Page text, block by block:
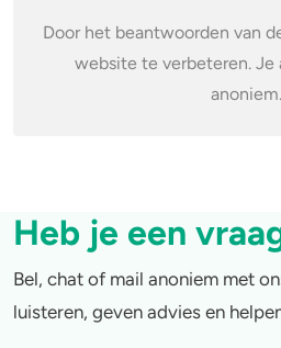
Heroïne
Door het beantwoorden van
website te verbeteren. Je
anoniem.
Heb je een
Bel, chat of mail anoniem met
luisteren, geven advies en